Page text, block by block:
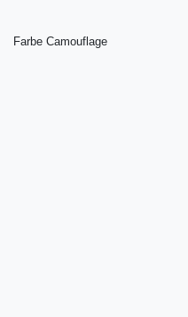
Farbe Camouflage